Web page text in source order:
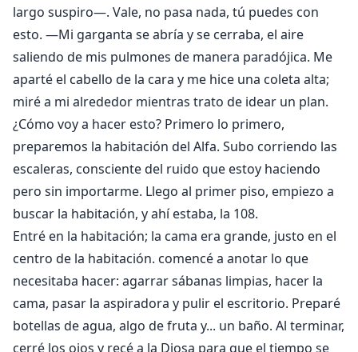
largo suspiro—. Vale, no pasa nada, tú puedes con
esto. —Mi garganta se abría y se cerraba, el aire
saliendo de mis pulmones de manera paradójica. Me
aparté el cabello de la cara y me hice una coleta alta;
miré a mi alrededor mientras trato de idear un plan.
¿Cómo voy a hacer esto? Primero lo primero,
preparemos la habitación del Alfa. Subo corriendo las
escaleras, consciente del ruido que estoy haciendo
pero sin importarme. Llego al primer piso, empiezo a
buscar la habitación, y ahí estaba, la 108.
Entré en la habitación; la cama era grande, justo en el
centro de la habitación. comencé a anotar lo que
necesitaba hacer: agarrar sábanas limpias, hacer la
cama, pasar la aspiradora y pulir el escritorio. Preparé
botellas de agua, algo de fruta y... un baño. Al terminar,
cerré los ojos y recé a la Diosa para que el tiempo se